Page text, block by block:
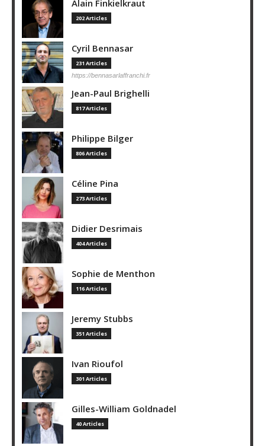
Alain Finkielkraut
202 Articles
Cyril Bennasar
231 Articles
https://bennasarlaffranchi.fr
Jean-Paul Brighelli
817 Articles
Philippe Bilger
806 Articles
Céline Pina
273 Articles
Didier Desrimais
404 Articles
Sophie de Menthon
116 Articles
Jeremy Stubbs
351 Articles
Ivan Rioufol
301 Articles
Gilles-William Goldnadel
40 Articles